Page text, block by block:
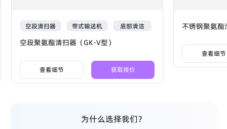
空段清扫器 带式输送机 底部清洁
空段聚氨酯清扫器（GK-V型）
查看细节 获取报价
不锈钢聚氨
查看细节
为什么选择我们？